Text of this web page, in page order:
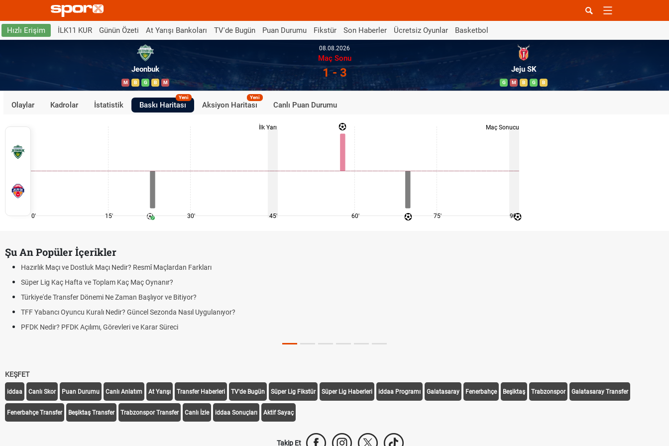
Hızlı Erişim İLK11 KUR Günün Özeti At Yarışı Bankoları TV'de Bugün Puan Durumu Fikstür Son Haberler Ücretsiz Oyunlar Basketbol
Jeonbuk
M B G B M
08.08.2026
Maç Sonu
1 - 3 Jeju SK
G M B G B
Olaylar Kadrolar İstatistik Baskı Haritası
Yeni
Aksiyon Haritası
Yeni
Canlı Puan Durumu
0' 15' 30'
İlk Yarı
45' 60' 75'
Maç Sonucu
90 '
Şu An Popüler İçerikler
Hazırlık Maçı ve Dostluk Maçı Nedir? Resmî Maçlardan Farkları
Süper Lig Kaç Hafta ve Toplam Kaç Maç Oynanır?
Türkiye'de Transfer Dönemi Ne Zaman Başlıyor ve Bitiyor?
TFF Yabancı Oyuncu Kuralı Nedir? Güncel Sezonda Nasıl Uygulanıyor?
PFDK Nedir? PFDK Açılımı, Görevleri ve Karar Süreci
KEŞFET
iddaa Canlı Skor Puan Durumu Canlı Anlatım At Yarışı Transfer Haberleri TV'de Bugün Süper Lig Fikstür Süper Lig Haberleri iddaa Programı Galatasaray Fenerbahçe Beşiktaş Trabzonspor Galatasaray Transfer
Fenerbahçe Transfer Beşiktaş Transfer Trabzonspor Transfer Canlı İzle iddaa Sonuçları Aktif Sayaç
Takip Et